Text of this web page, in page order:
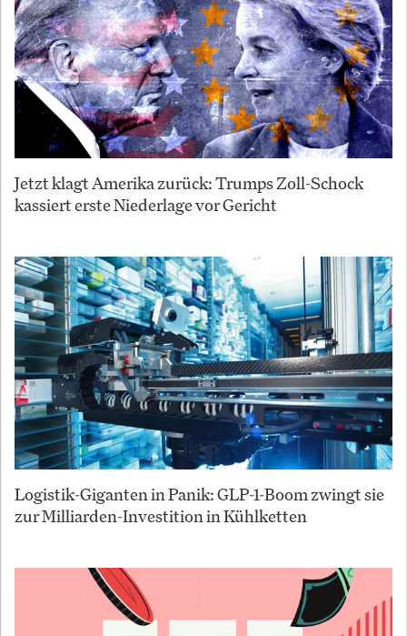
Jetzt klagt Amerika zurück: Trumps Zoll-Schock
kassiert erste Niederlage vor Gericht
Logistik-Giganten in Panik: GLP-1-Boom zwingt sie
zur Milliarden-Investition in Kühlketten